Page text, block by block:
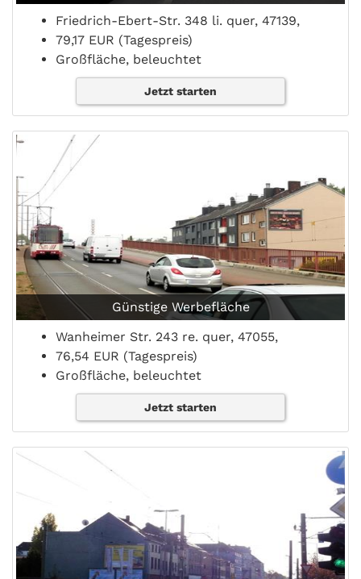
Friedrich-Ebert-Str. 348 li. quer, 47139,
79,17 EUR (Tagespreis)
Großfläche, beleuchtet
Jetzt starten
Günstige Werbefläche
Wanheimer Str. 243 re. quer, 47055,
76,54 EUR (Tagespreis)
Großfläche, beleuchtet
Jetzt starten